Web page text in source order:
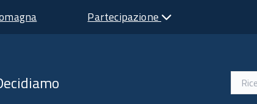
Partecipazione